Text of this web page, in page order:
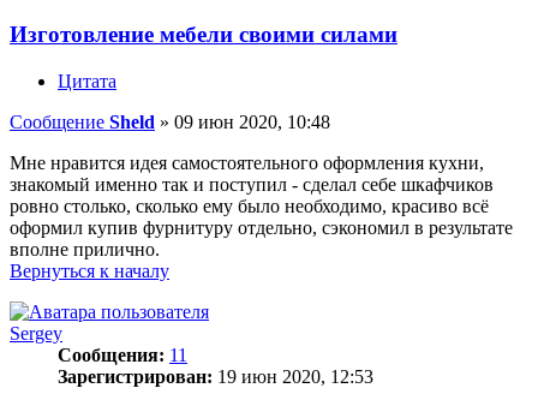
Изготовление мебели своими силами
Цитата
Сообщение Sheld » 09 июн 2020, 10:48
Мне нравится идея самостоятельного оформления кухни,
знакомый именно так и поступил - сделал себе шкафчиков
ровно столько, сколько ему было необходимо, красиво всё
оформил купив фурнитуру отдельно, сэкономил в результате
вполне прилично.
Вернуться к началу
Sergey
Сообщения: 11
Зарегистрирован: 19 июн 2020, 12:53